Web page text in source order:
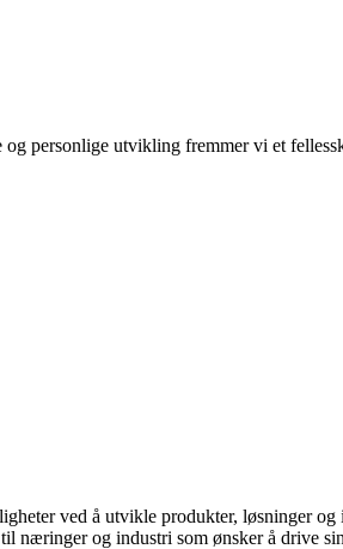
personlige utvikling fremmer vi et
ved å utvikle produkter, løsninger
og industri som ønsker å drive